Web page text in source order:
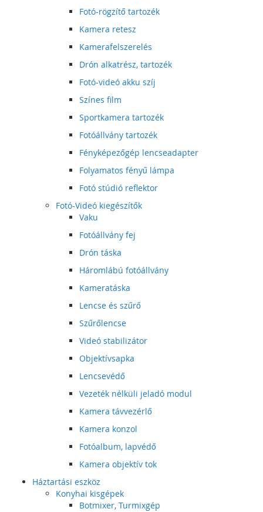
Fotó-rögzítő tartozék
Kamera retesz
Kamerafelszerelés
Drón alkatrész, tartozék
Fotó-videó akku szíj
Színes film
Sportkamera tartozék
Fotóállvány tartozék
Fényképezőgép lencseadapter
Folyamatos fényű lámpa
Fotó stúdió reflektor
Fotó-Videó kiegészítők
Vaku
Fotóállvány fej
Drón táska
Háromlábú fotóállvány
Kameratáska
Lencse és szűrő
Szűrőlencse
Videó stabilizátor
Objektívsapka
Lencsevédő
Vezeték nélküli jeladó modul
Kamera távvezérlő
Kamera konzol
Fotóalbum, lapvédő
Kamera objektív tok
Háztartási eszköz
Konyhai kisgépek
Botmixer, Turmixgép